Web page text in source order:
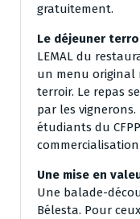
gratuitement.
Le déjeuner
LEMAL du
un menu original
terroir. Le repas
par les
étudiants du
commercialisation
Une mise en
Une balade-
Bélesta. Pour